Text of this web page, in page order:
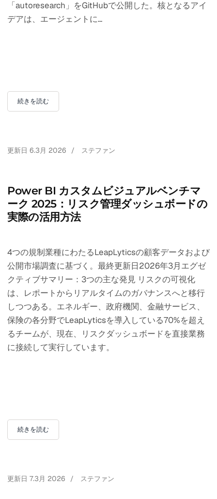
「autoresearch」をGitHubで公開した。核となるアイ
デアは、エージェントに...
続きを読む
更新日 6.3月 2026 / ステファン
Power BI カスタムビジュアルベンチマ
ーク 2025：リスク管理ダッシュボードの
実際の活用方法
4つの規制業種にわたるLeapLyticsの顧客データおよび
公開市場調査に基づく。最終更新日2026年3月エグゼ
クティブサマリー：3つの主な発見 リスクの可視化
は、レポートからリアルタイムのガバナンスへと移行
しつつある。エネルギー、政府機関、金融サービス、
保険の各分野でLeapLyticsを導入している70%を超え
るチームが、現在、リスクダッシュボードを直接業務
に接続して実行しています。
続きを読む
更新日 7.3月 2026 / ステファン